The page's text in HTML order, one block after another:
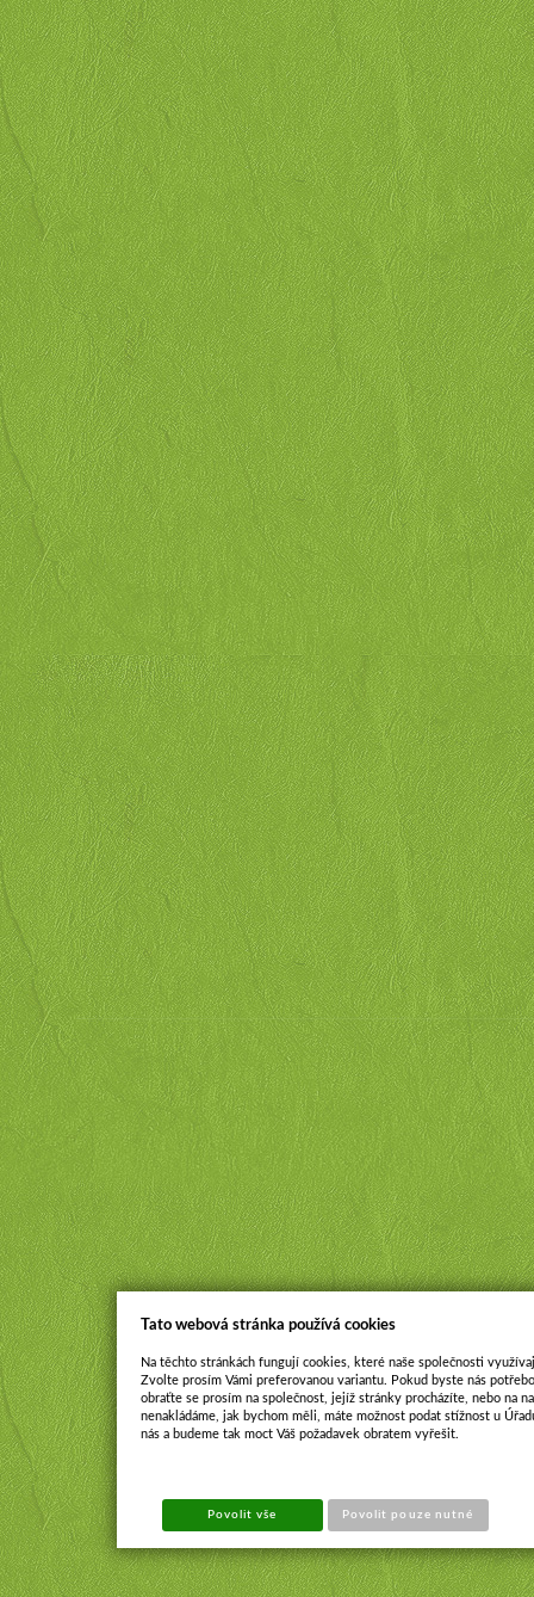
Tato webová stránka používá cookies
Na těchto stránkách fungují cookies, které naše společnosti
Zvolte prosím Vámi preferovanou variantu. Pokud byste nás
obraťte se prosím na společnost, jejíž stránky procházíte, nebo na
nenakládáme, jak bychom měli, máte možnost podat stížnost u
nás a budeme tak moct Váš požadavek obratem vyřešit.
Povolit vše Povolit pouze nutné